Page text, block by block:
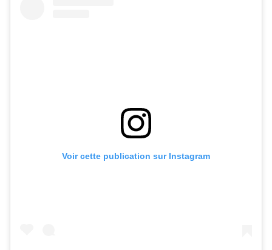
Voir cette publication sur Instagram